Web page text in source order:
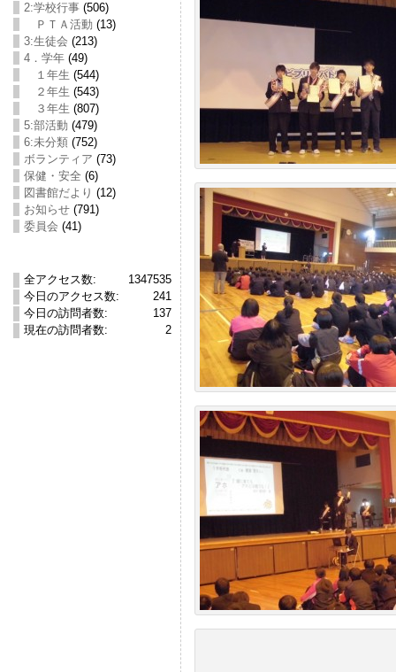
2:学校行事(506)
ＰＴＡ活動 (13)
3:生徒会 (213)
4．学年(49)
１年生 (544)
２年生 (543)
３年生 (807)
5:部活動 (479)
6:未分類(752)
ボランティア (73)
保健・安全 (6)
図書館だより (12)
お知らせ(791)
委員会 (41)
1347535
全アクセス数:
241
今日のアクセス数:
137
今日の訪問者数:
2
現在の訪問者数: